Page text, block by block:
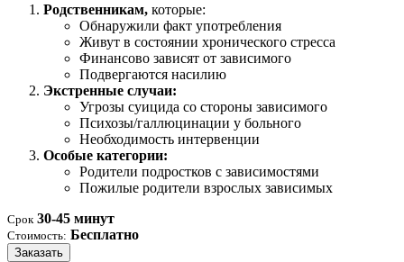
Родственникам, которые:
Обнаружили факт употребления
Живут в состоянии хронического стресса
Финансово зависят от зависимого
Подвергаются насилию
Экстренные случаи:
Угрозы суицида со стороны зависимого
Психозы/галлюцинации у больного
Необходимость интервенции
Особые категории:
Родители подростков с зависимостями
Пожилые родители взрослых зависимых
Срок 30-45 минут
Стоимость: Бесплатно
Заказать